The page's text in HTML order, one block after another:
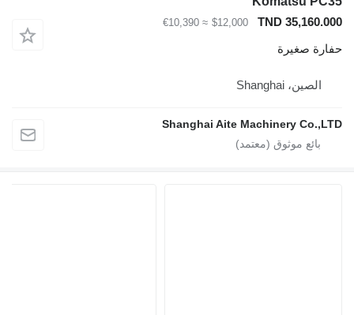
TND
$12,000
≈ €10,390
Shanghai Aite Machinery